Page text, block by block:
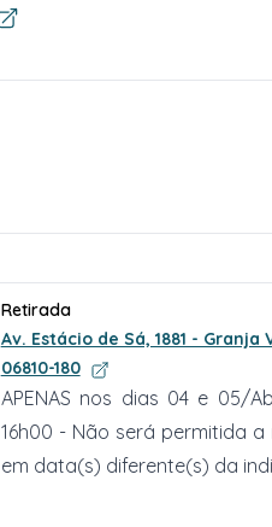
Retirada
Av. Estácio de Sá, 1881 -
06810-180
APENAS nos dias 04 e 05/
16h00 - Não será permitida
em data(s) diferente(s) da